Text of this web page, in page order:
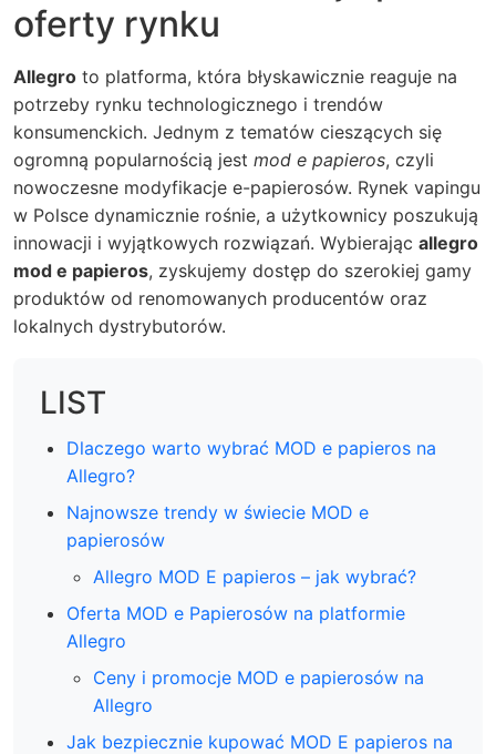
oferty rynku
Allegro to platforma, która błyskawicznie reaguje na
potrzeby rynku technologicznego i trendów
konsumenckich. Jednym z tematów cieszących się
ogromną popularnością jest mod e papieros, czyli
nowoczesne modyfikacje e-papierosów. Rynek vapingu
w Polsce dynamicznie rośnie, a użytkownicy poszukują
innowacji i wyjątkowych rozwiązań. Wybierając allegro
mod e papieros, zyskujemy dostęp do szerokiej gamy
produktów od renomowanych producentów oraz
lokalnych dystrybutorów.
LIST
Dlaczego warto wybrać MOD e papieros na
Allegro?
Najnowsze trendy w świecie MOD e
papierosów
Allegro MOD E papieros – jak wybrać?
Oferta MOD e Papierosów na platformie
Allegro
Ceny i promocje MOD e papierosów na
Allegro
Jak bezpiecznie kupować MOD E papieros na